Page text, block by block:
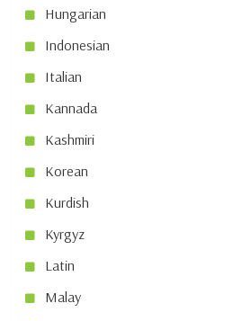
Hungarian
Indonesian
Italian
Kannada
Kashmiri
Korean
Kurdish
Kyrgyz
Latin
Malay